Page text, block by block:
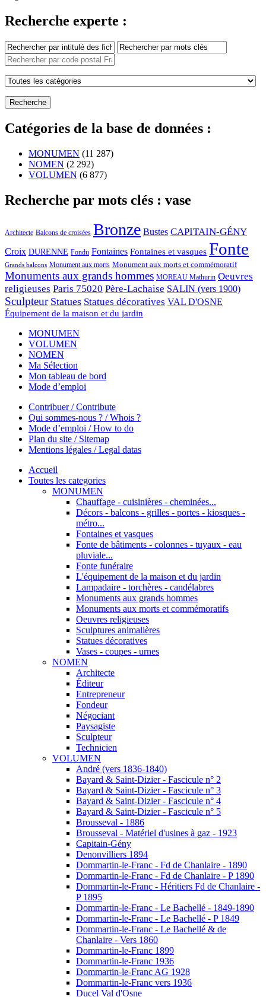
Recherche experte :
Catégories de la base de données :
MONUMEN (11 287)
NOMEN (2 292)
VOLUMEN (6 877)
Recherche par mots clés : vase
Architecte Balcons de croisées Bronze Bustes CAPITAIN-GÉNY
Croix DURENNE Fondu Fontaines Fontaines et vasques Fonte
Grands balcons Monument aux morts Monument aux morts et commémoratif
Monuments aux grands hommes MOREAU Mathurin Oeuvres
religieuses Paris 75020 Père-Lachaise SALIN (vers 1900)
Sculpteur Statues Statues décoratives VAL D'OSNE
Équipement de la maison et du jardin
MONUMEN
VOLUMEN
NOMEN
Ma Sélection
Mon tableau de bord
Mode d’emploi
Contribuer / Contribute
Qui sommes-nous ? / Whois ?
Mode d’emploi / How to do
Plan du site / Sitemap
Mentions légales / Legal datas
Accueil
Toutes les categories
MONUMEN
Chauffage - cuisinières - cheminées...
Décors - balcons - grilles - portes - kiosques -
métro...
Fontaines et vasques
Fonte de bâtiments - colonnes - tuyaux - eau
pluviale...
Fonte funéraire
L'équipement de la maison et du jardin
Lampadaire - torchères - candélabres
Monuments aux grands hommes
Monuments aux morts et commémoratifs
Oeuvres religieuses
Sculptures animalières
Statues décoratives
Vases - coupes - urnes
NOMEN
Architecte
Éditeur
Entrepreneur
Fondeur
Négociant
Paysagiste
Sculpteur
Technicien
VOLUMEN
André (vers 1836-1840)
Bayard & Saint-Dizier - Fascicule n° 2
Bayard & Saint-Dizier - Fascicule n° 3
Bayard & Saint-Dizier - Fascicule n° 4
Bayard & Saint-Dizier - Fascicule n° 5
Brousseval - 1886
Brousseval - Matériel d'usines à gaz - 1923
Capitain-Gény
Denonvilliers 1894
Dommartin-le-Franc - Fd de Chanlaire - 1890
Dommartin-le-Franc - Fd de Chanlaire - P 1890
Dommartin-le-Franc - Héritiers Fd de Chanlaire -
P 1895
Dommartin-le-Franc - Le Bachellé - 1849-1890
Dommartin-le-Franc - Le Bachellé - P 1849
Dommartin-le-Franc - Le Bachellé & de
Chanlaire - Vers 1860
Dommartin-le-Franc 1899
Dommartin-le-Franc 1936
Dommartin-le-Franc AG 1928
Dommartin-le-Franc vers 1936
Ducel Val d'Osne